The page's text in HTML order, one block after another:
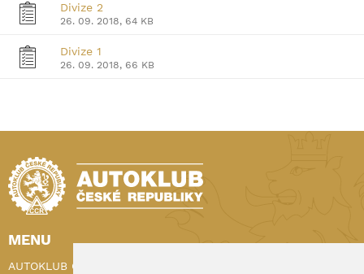
Divize 2
26. 09. 2018, 64 KB
Divize 1
26. 09. 2018, 66 KB
MENU
AUTOKLUB ČR